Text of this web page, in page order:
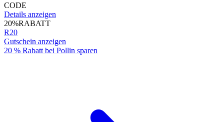
CODE
Details anzeigen
20%RABATT
R20
Gutschein anzeigen
20 % Rabatt bei Pollin sparen